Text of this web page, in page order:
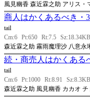
風見幽香 森近霖之助 アリス・
商人はかくあるべき・3
tail
Cm:6 Pt:650 Rt:7.5 Sz:18.34KB
森近霖之助 霧雨魔理沙 八意永
続・商売人はかくある
tail
Cm:6 Pt:1000 Rt:8.91
Sz:8.3KB
森近霖之助 風見幽香 カカオ